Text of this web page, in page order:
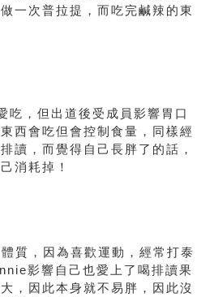
一次普拉提，而吃完鹹辣的東
吃，但出道後受成員影響胃口
西會吃但會控制食量，同樣經
讀，而覺得自己長胖了的話，
消耗掉！
質，因為喜歡運動，經常打泰
影響自己也愛上了喝排讀果
，因此本身就不易胖，因此沒